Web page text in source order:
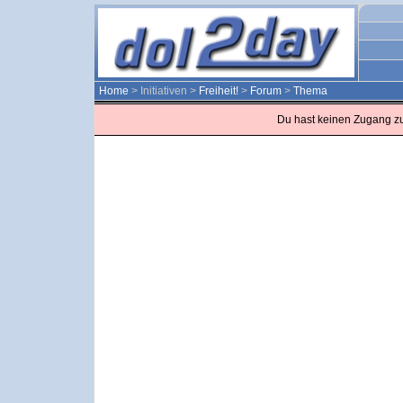
Home > Initiativen > Freiheit! > Forum > Thema
Du hast keinen Zugang